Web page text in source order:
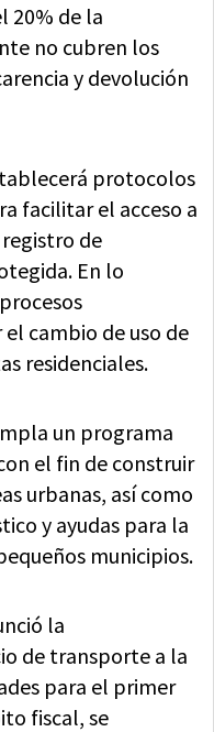
20% de la
no cubren los
y devolución
protocolos
facilitar el acceso a
de
En lo
cambio de uso de
residenciales.
un programa
el fin de construir
urbanas, así como
y ayudas para la
municipios.
la
de transporte a la
para el primer
fiscal, se